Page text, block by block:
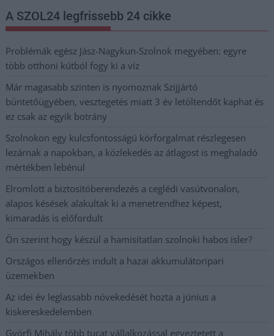
A SZOL24 legfrissebb 24 cikke
Problémák egész Jász-Nagykun-Szolnok megyében: egyre
több otthoni kútból fogy ki a víz
Már magasabb szinten is nyomoznak Szijjártó
büntetőügyében, vesztegetés miatt 3 év letöltendőt kaphat és
ez csak az egyik botrány
Szolnokon egy kulcsfontosságú körforgalmat részlegesen
lezárnak a napokban, a közlekedés az átlagost is meghaladó
mértékben lebénul
Elromlott a biztosítóberendezés a ceglédi vasútvonalon,
alapos késések alakultak ki a menetrendhez képest,
kimaradás is előfordult
Ön szerint hogy készül a hamisítatlan szolnoki habos isler?
Országos ellenőrzés indult a hazai akkumulátoripari
üzemekben
Az idei év leglassabb növekedését hozta a június a
kiskereskedelemben
Györfi Mihály több tucat vállalkozással egyeztetett a